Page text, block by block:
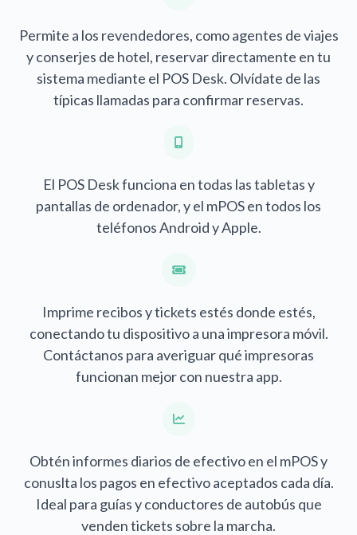
Permite a los revendedores, como agentes de viajes
y conserjes de hotel, reservar directamente en tu
sistema mediante el POS Desk. Olvídate de las
típicas llamadas para confirmar reservas.
El POS Desk funciona en todas las tabletas y
pantallas de ordenador, y el mPOS en todos los
teléfonos Android y Apple.
Imprime recibos y tickets estés donde estés,
conectando tu dispositivo a una impresora móvil.
Contáctanos para averiguar qué impresoras
funcionan mejor con nuestra app.
Obtén informes diarios de efectivo en el mPOS y
conuslta los pagos en efectivo aceptados cada día.
Ideal para guías y conductores de autobús que
venden tickets sobre la marcha.